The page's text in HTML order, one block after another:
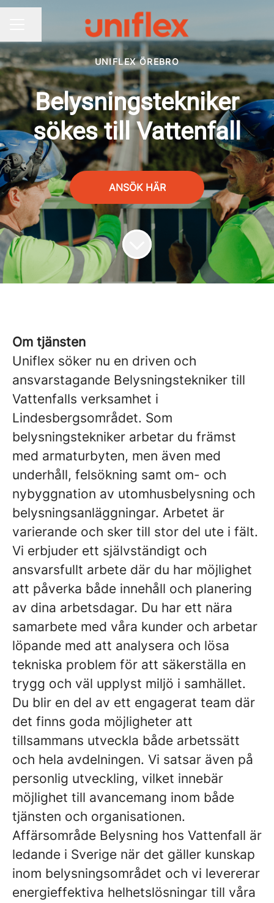
UNIFLEX ÖREBRO
Belysningstekniker
sökes till Vattenfall
ANSÖK HÄR
Om tjänsten
Uniflex söker nu en driven och
ansvarstagande Belysningstekniker till
Vattenfalls verksamhet i
Lindesbergsområdet. Som
belysningstekniker arbetar du främst
med armaturbyten, men även med
underhåll, felsökning samt om- och
nybyggnation av utomhusbelysning och
belysningsanläggningar. Arbetet är
varierande och sker till stor del ute i fält.
Vi erbjuder ett självständigt och
ansvarsfullt arbete där du har möjlighet
att påverka både innehåll och planering
av dina arbetsdagar. Du har ett nära
samarbete med våra kunder och arbetar
löpande med att analysera och lösa
tekniska problem för att säkerställa en
trygg och väl upplyst miljö i samhället.
Du blir en del av ett engagerat team där
det finns goda möjligheter att
tillsammans utveckla både arbetssätt
och hela avdelningen. Vi satsar även på
personlig utveckling, vilket innebär
möjlighet till avancemang inom både
tjänsten och organisationen.
Affärsområde Belysning hos Vattenfall är
ledande i Sverige när det gäller kunskap
inom belysningsområdet och vi levererar
energieffektiva helhetslösningar till våra